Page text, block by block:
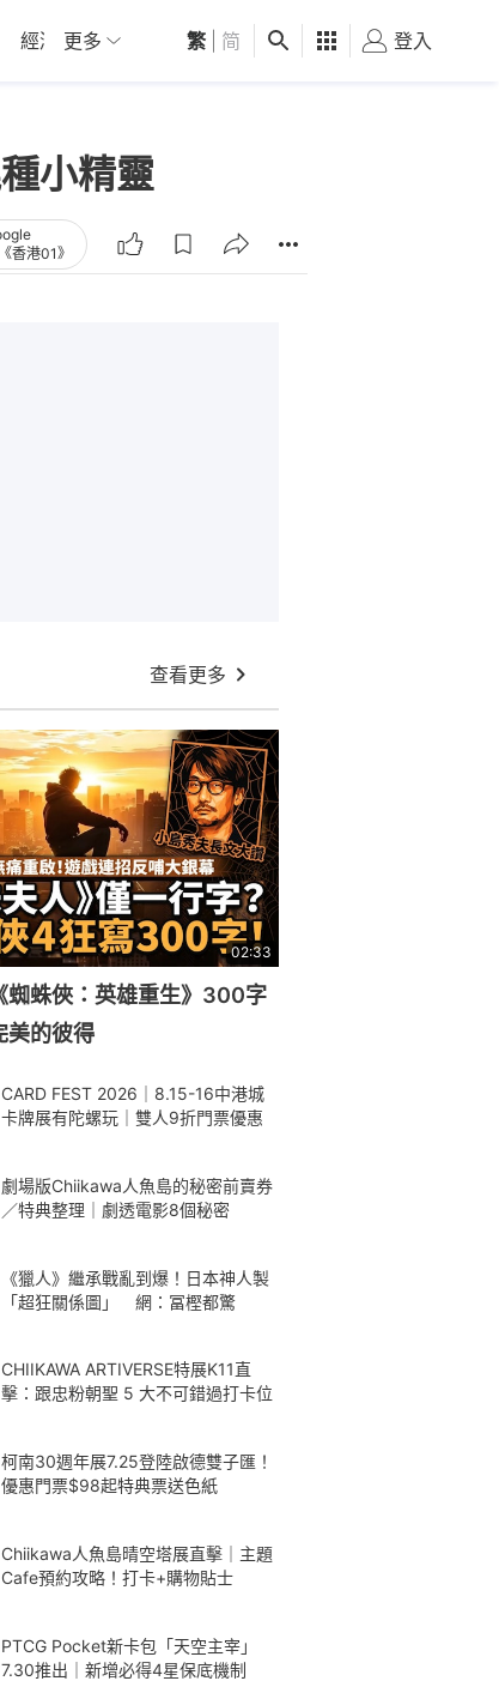
經濟 01深圳 觀點 健康 好食玩飛
更多 繁 简 登入
小精靈
香港01》
查看更多
02:33
蜘蛛俠：英雄重生》300字
美的彼得
CARD FEST 2026｜8.15-16中港城
卡牌展有陀螺玩｜雙人9折門票優惠
劇場版Chiikawa人魚島的秘密前賣券
／特典整理｜劇透電影8個秘密
《獵人》繼承戰亂到爆！日本神人製
「超狂關係圖」 網：冨樫都驚
CHIIKAWA ARTIVERSE特展K11直
擊：跟忠粉朝聖 5 大不可錯過打卡位
柯南30週年展7.25登陸啟德雙子匯！
優惠門票$98起特典票送色紙
Chiikawa人魚島晴空塔展直擊｜主題
Cafe預約攻略！打卡+購物貼士
PTCG Pocket新卡包「天空主宰」
7.30推出｜新增必得4星保底機制